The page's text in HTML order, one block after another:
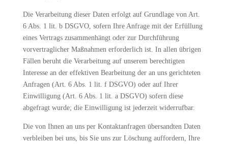
Die Verarbeitung dieser Daten erfolgt auf Grundlage von Art.
6 Abs. 1 lit. b DSGVO, sofern Ihre Anfrage mit der Erfüllung
eines Vertrags zusammenhängt oder zur Durchführung
vorvertraglicher Maßnahmen erforderlich ist. In allen übrigen
Fällen beruht die Verarbeitung auf unserem berechtigten
Interesse an der effektiven Bearbeitung der an uns gerichteten
Anfragen (Art. 6 Abs. 1 lit. f DSGVO) oder auf Ihrer
Einwilligung (Art. 6 Abs. 1 lit. a DSGVO) sofern diese
abgefragt wurde; die Einwilligung ist jederzeit widerrufbar.
Die von Ihnen an uns per Kontaktanfragen übersandten Daten
verbleiben bei uns, bis Sie uns zur Löschung auffordern, Ihre